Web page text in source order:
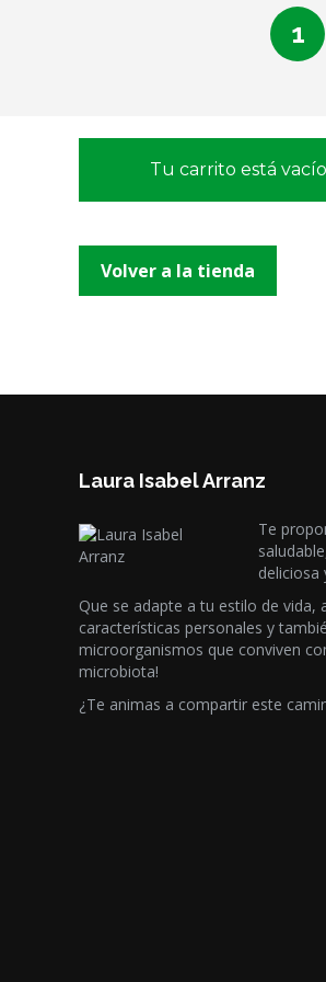
1
Tu carrito está
Volver a la tienda
Laura Isabel Arranz
Te
deliciosa
Que se adapte a tu estilo de vida,
características personales y
microorganismos que conviven
microbiota!
¿Te animas a compartir este